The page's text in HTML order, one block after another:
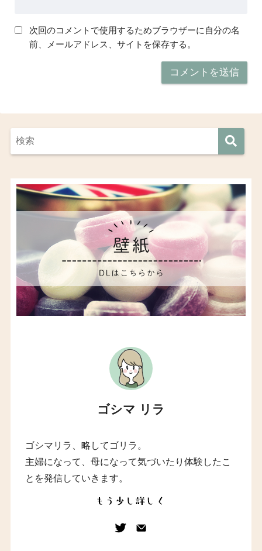
次回のコメントで使用するためブラウザーに自分の名
前、メールアドレス、サイトを保存する。
ゴシマ リラ
ゴシマリラ、略してゴリラ。
主婦になって、母になって気づいたり体験したこ
とを発信していきます。